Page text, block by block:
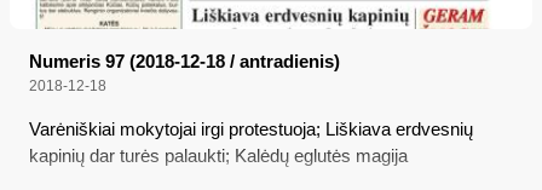
Numeris 97 (2018-12-18 / antradienis)
2018-12-18
Varėniškiai mokytojai irgi protestuoja; Liškiava erdvesnių
kapinių dar turės palaukti; Kalėdų eglutės magija